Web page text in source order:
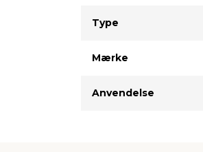
Type
Mærke
Anvendelse